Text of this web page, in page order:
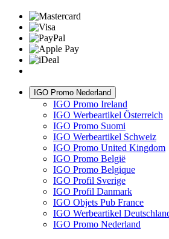
IGO Promo Nederland
IGO Promo Ireland
IGO Werbeartikel Österreich
IGO Promo Suomi
IGO Werbeartikel Schweiz
IGO Promo United Kingdom
IGO Promo België
IGO Promo Belgique
IGO Profil Sverige
IGO Profil Danmark
IGO Objets Pub France
IGO Werbeartikel
IGO Promo Nederland